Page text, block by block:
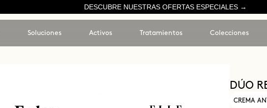
DESCUBRE NUESTRAS OFERTAS ESPECIALES →
Soluciones Activos Tratamientos Colecciones
DÚO
CREMA